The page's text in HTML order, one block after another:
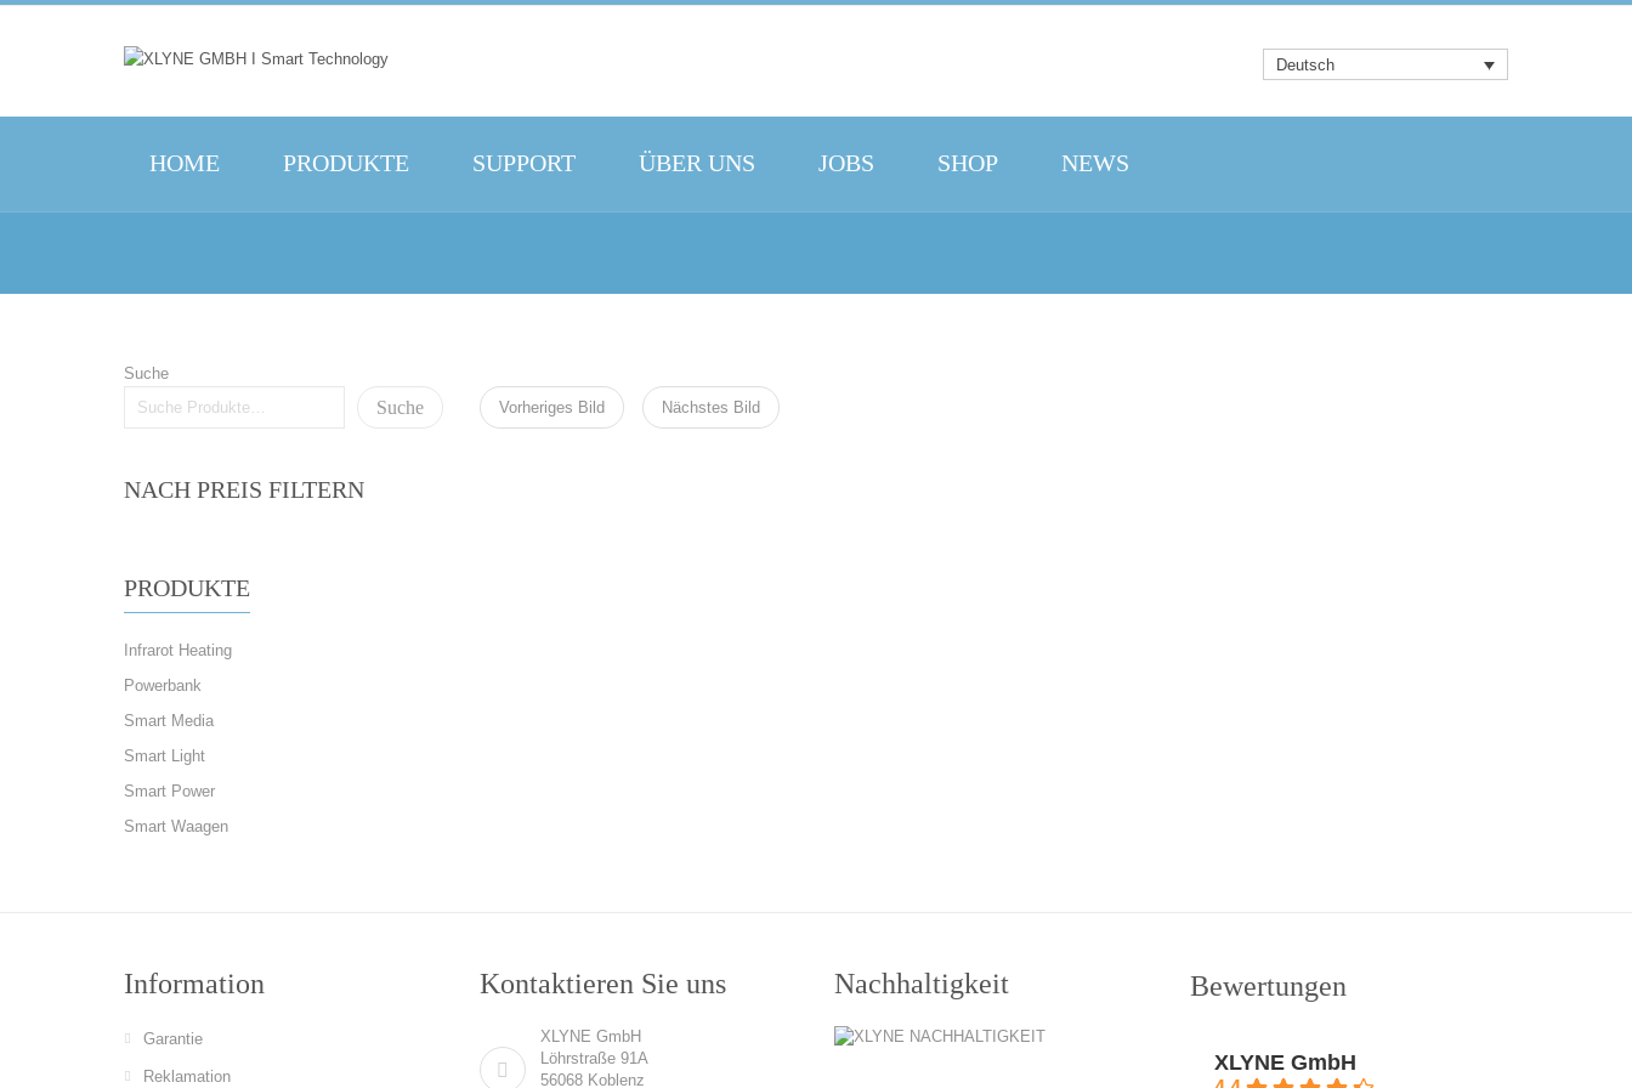
Deutsch
HOME PRODUKTE SUPPORT ÜBER UNS JOBS SHOP NEWS
Suche
Suche
NACH PREIS FILTERN
PRODUKTE
Infrarot Heating
Powerbank
Smart Media
Smart Light
Smart Power
Smart Waagen
Vorheriges Bild Nächstes Bild
Information
Garantie
Reklamation
Kontaktieren Sie uns
XLYNE GmbH
Löhrstraße 91A
56068 Koblenz
Nachhaltigkeit Bewertungen
XLYNE GmbH